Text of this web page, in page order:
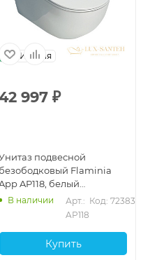
Италия
997 ₽
подвесной
безободковый Flaminia
AP118, белый
В наличии
Арт.:
AP118
Код: 72383
Купить